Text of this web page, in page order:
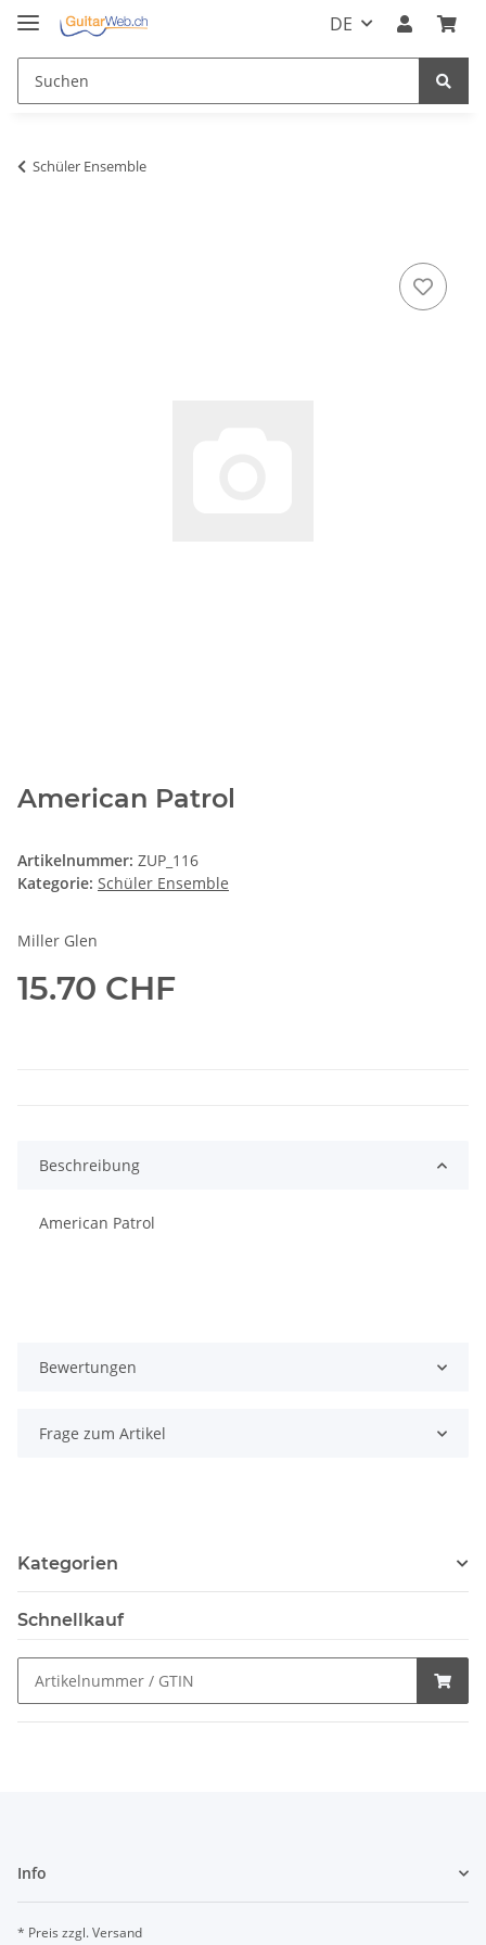
DE
Schüler Ensemble
American Patrol
Artikelnummer: ZUP_116
Kategorie: Schüler Ensemble
Miller Glen
15.70 CHF
Beschreibung
American Patrol
Bewertungen
Frage zum Artikel
Kategorien
Schnellkauf
Info
* Preis zzgl. Versand